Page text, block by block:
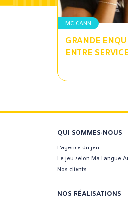
MC CANN
GRANDE
ENTRE
QUI SOMMES-NOUS
L’agence du jeu
Le jeu selon Ma Langue
Nos clients
NOS RÉALISATIONS